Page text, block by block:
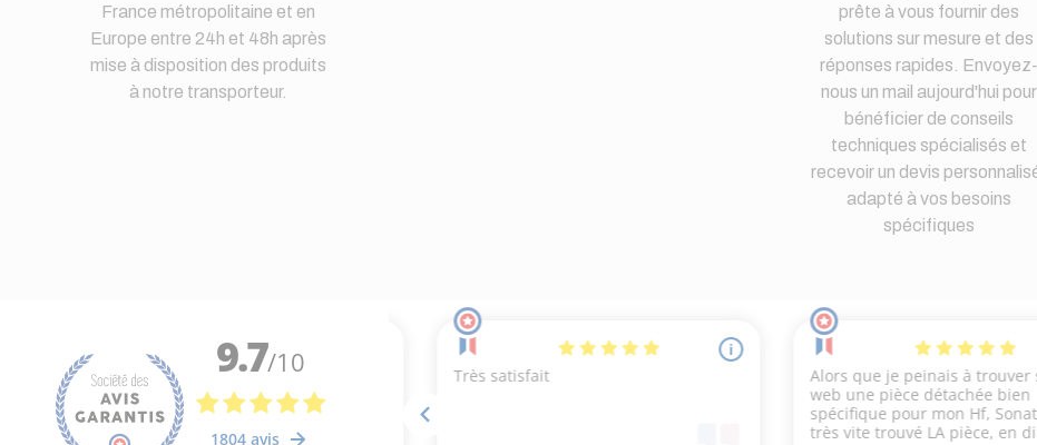
France métropolitaine et en
Europe entre 24h et 48h après
mise à disposition des produits
à notre transporteur.
prête à vous fournir des
solutions sur mesure et des
réponses rapides. Envoyez-
nous un mail aujourd'hui pour
bénéficier de conseils
techniques spécialisés et
recevoir un devis
adapté à vos besoins
spécifiques